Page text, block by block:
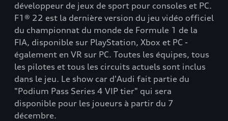
développeur de jeux de sport pour consoles et PC.
F1® 22 est la dernière version du jeu vidéo officiel
du championnat du monde de Formule 1 de la
FIA, disponible sur PlayStation, Xbox et PC -
également en VR sur PC. Toutes les équipes, tous
les pilotes et tous les circuits actuels sont inclus
dans le jeu. Le show car d'Audi fait partie du
"Podium Pass Series 4 VIP tier" qui sera
disponible pour les joueurs à partir du 7
décembre.